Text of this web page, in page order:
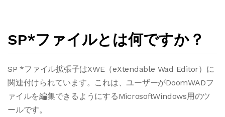
SP*ファイルとは何ですか？
SP *ファイル拡張子はXWE（eXtendable Wad Editor）に
関連付けられています。これは、ユーザーがDoomWADフ
ァイルを編集できるようにするMicrosoftWindows用のツ
ールです。